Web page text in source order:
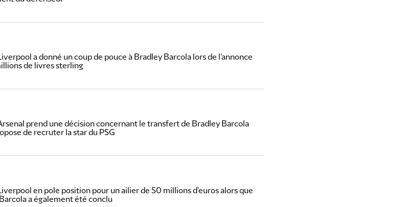
a donné un coup de pouce à Bradley Barcola lors de l'annonce
de livres sterling
prend une décision concernant le transfert de Bradley Barcola
de recruter la star du PSG
en pole position pour un ailier de 50 millions d'euros alors que
a également été conclu